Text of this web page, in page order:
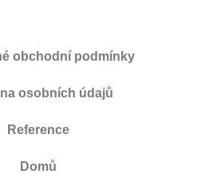
obchodní podmínky
osobních údajů
Reference
Domů